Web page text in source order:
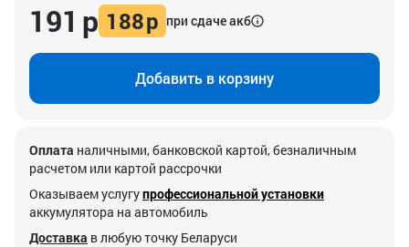
191 р 188р при сдаче акб
Добавить в корзину
Оплата наличными, банковской картой, безналичным
расчетом или картой рассрочки
Оказываем услугупрофессиональной установки
аккумулятора на автомобиль
Доставка в любую точку Беларуси